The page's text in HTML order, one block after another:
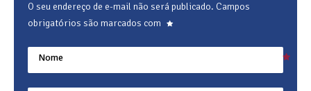
O seu endereço de e-mail não será publicado. Campos
obrigatórios são marcados com
Nome